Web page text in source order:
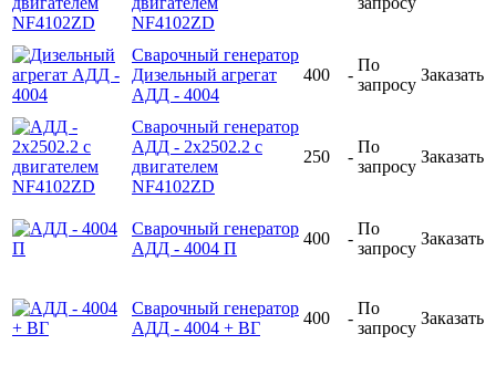
NF4102ZD
Сварочный генератор
Дизельный агрегат
АДД - 4004
400 -
По
запросу
Заказать
Сварочный генератор
АДД - 2x2502.2 с
двигателем
NF4102ZD
250 -
По
запросу
Заказать
Сварочный генератор
АДД - 4004 П
400 -
По
запросу
Заказать
Сварочный генератор
АДД - 4004 + ВГ
400 -
По
запросу
Заказать